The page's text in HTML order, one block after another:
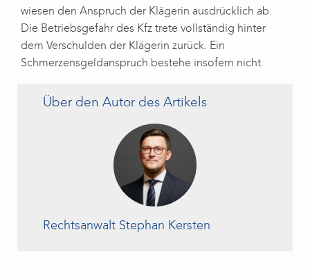
wiesen den Anspruch der Klägerin ausdrücklich ab.
Die Betriebsgefahr des Kfz trete vollständig hinter
dem Verschulden der Klägerin zurück. Ein
Schmerzensgeldanspruch bestehe insofern nicht.
Über den Autor des Artikels
Rechtsanwalt Stephan Kersten